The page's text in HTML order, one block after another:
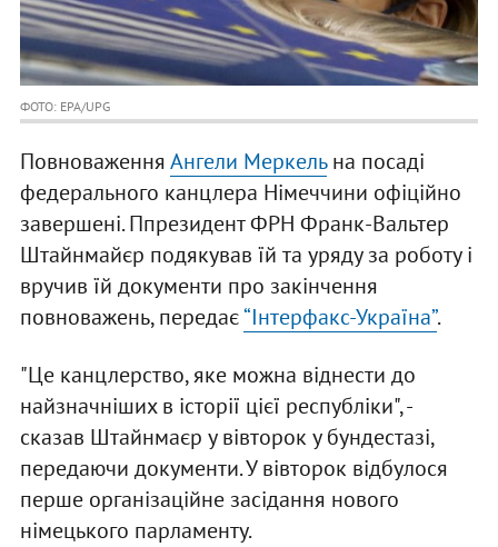
ФОТО: EPA/UPG
ПовноваженняАнгели Меркельна посаді
федерального канцлера Німеччини офіційно
завершені. Ппрезидент ФРН Франк-Вальтер
Штайнмайєр подякував їй та уряду за роботу і
вручив їй документи про закінчення
повноважень, передає“Інтерфакс-Україна”.
"Це канцлерство, яке можна віднести до
найзначніших в історії цієї республіки", -
сказав Штайнмаєр у вівторок у бундестазі,
передаючи документи. У вівторок відбулося
перше організаційне засідання нового
німецького парламенту.